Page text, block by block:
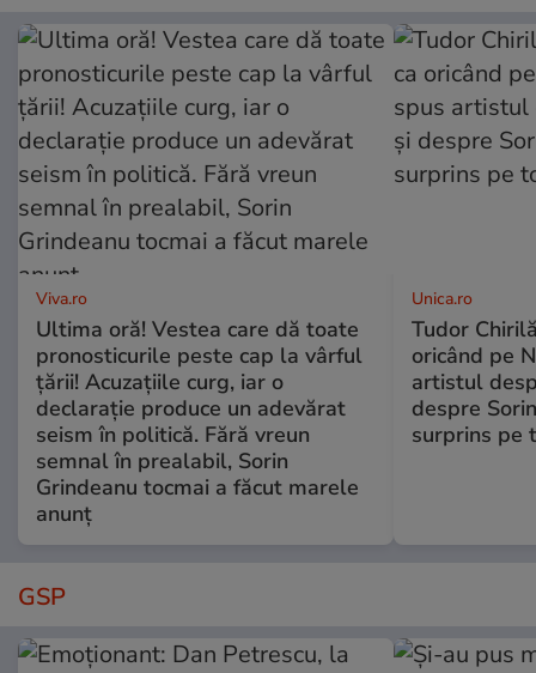
Viva.ro
Ultima oră! Vestea care dă toate
pronosticurile peste cap la vârful
țării! Acuzațiile curg, iar o
declarație produce un adevărat
seism în politică. Fără vreun
semnal în prealabil, Sorin
Grindeanu tocmai a făcut marele
anunț
Unica.ro
Tudor
oricând pe
artistul
despre
surprins pe
GSP